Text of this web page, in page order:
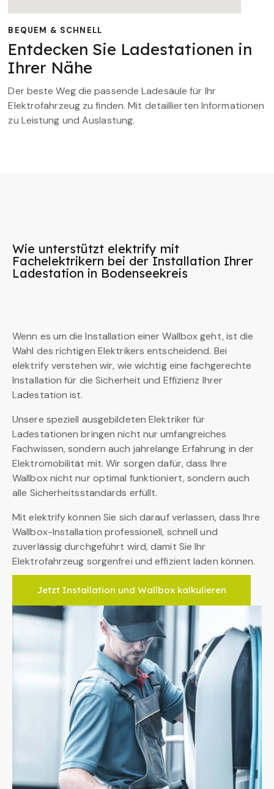
BEQUEM & SCHNELL
Entdecken Sie Ladestationen in
Ihrer Nähe
Der beste Weg die passende Ladesäule für Ihr
Elektrofahrzeug zu finden. Mit detaillierten Informationen
zu Leistung und Auslastung.
Wie unterstützt elektrify mit
Fachelektrikern bei der Installation Ihrer
Ladestation in Bodenseekreis
Wenn es um die Installation einer Wallbox geht, ist die
Wahl des richtigen Elektrikers entscheidend. Bei
elektrify verstehen wir, wie wichtig eine fachgerechte
Installation für die Sicherheit und Effizienz Ihrer
Ladestation ist.
Unsere speziell ausgebildeten Elektriker für
Ladestationen bringen nicht nur umfangreiches
Fachwissen, sondern auch jahrelange Erfahrung in der
Elektromobilität mit. Wir sorgen dafür, dass Ihre
Wallbox nicht nur optimal funktioniert, sondern auch
alle Sicherheitsstandards erfüllt.
Mit elektrify können Sie sich darauf verlassen, dass Ihre
Wallbox-Installation professionell, schnell und
zuverlässig durchgeführt wird, damit Sie Ihr
Elektrofahrzeug sorgenfrei und effizient laden können.
Jetzt Installation und Wallbox kalkulieren